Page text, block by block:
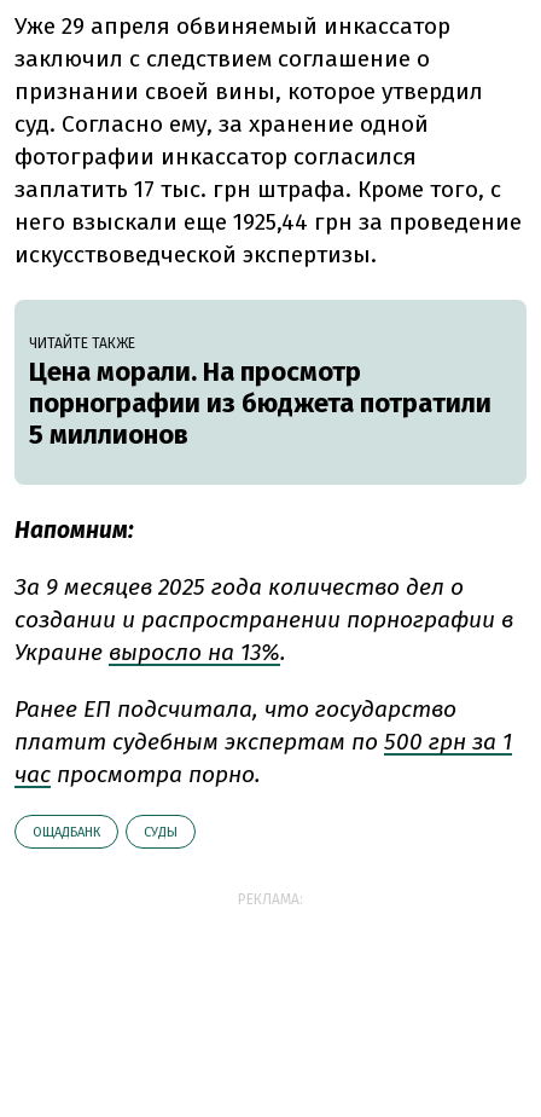
Уже 29 апреля обвиняемый инкассатор
заключил с следствием соглашение о
признании своей вины, которое утвердил
суд. Согласно ему, за хранение одной
фотографии инкассатор согласился
заплатить 17 тыс. грн штрафа. Кроме того, с
него взыскали еще 1925,44 грн за проведение
искусствоведческой экспертизы.
ЧИТАЙТЕ ТАКЖЕ
Цена морали. На просмотр
порнографии из бюджета потратили
5 миллионов
Напомним:
За 9 месяцев 2025 года количество дел о
создании и распространении порнографии в
Украине выросло на 13%.
Ранее ЕП подсчитала, что государство
платит судебным экспертам по 500 грн за 1
час просмотра порно.
ОЩАДБАНК СУДЫ
РЕКЛАМА: